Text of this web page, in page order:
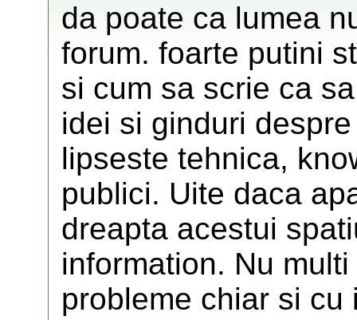
da poate ca lumea
forum. foarte putini
si cum sa scrie ca
idei si ginduri
lipseste tehnica,
publici. Uite daca
dreapta acestui
information. Nu
probleme chiar si